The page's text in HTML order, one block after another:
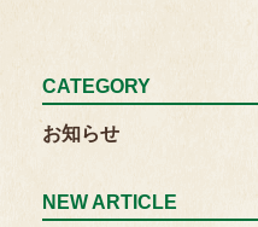
CATEGORY
お知らせ
NEW ARTICLE